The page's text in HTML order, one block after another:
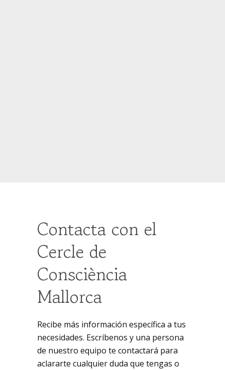
Contacta con el
Cercle de
Consciència
Mallorca
Recibe más información específica a tus
necesidades. Escríbenos y una persona
de nuestro equipo te contactará para
aclararte cualquier duda que tengas o